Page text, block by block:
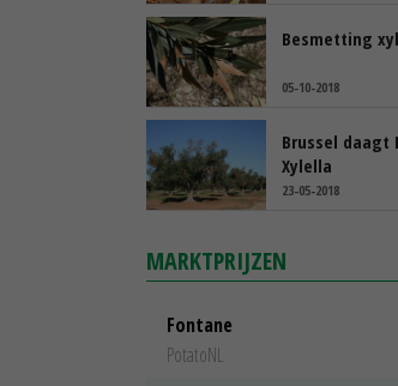
Besmetting
05-10-2018
Brussel daagt
Xylella
23-05-2018
MARKTPRIJZEN
Fontane
PotatoNL